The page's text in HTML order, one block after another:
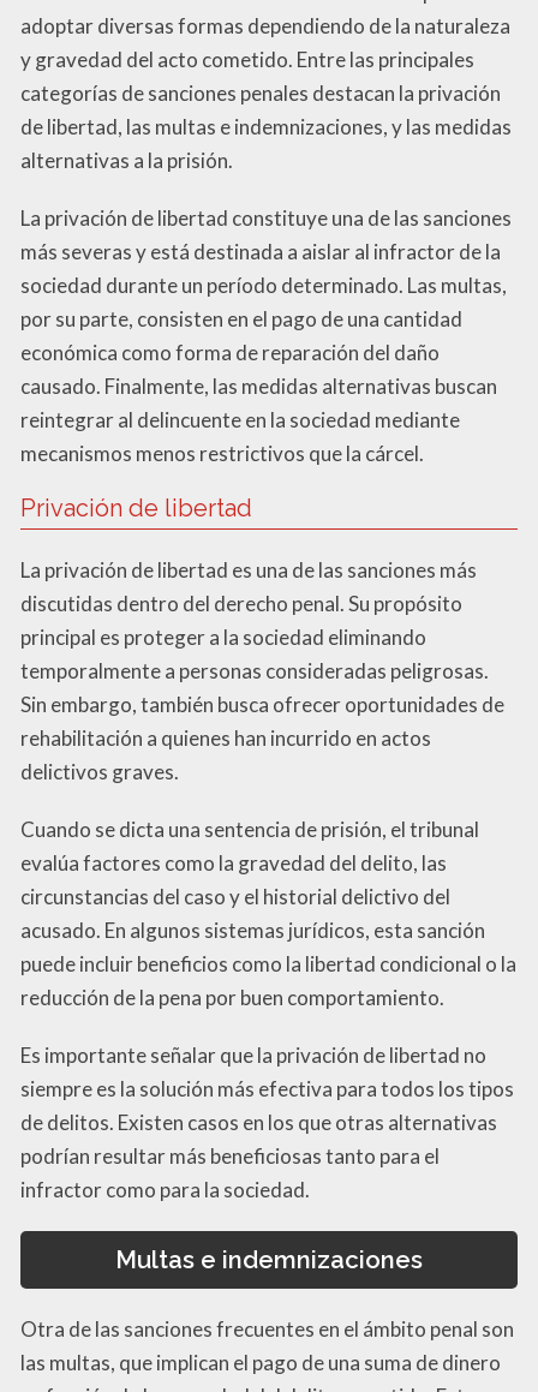
adoptar diversas formas dependiendo de la naturaleza
y gravedad del acto cometido. Entre las principales
categorías de sanciones penales destacan la privación
de libertad, las multas e indemnizaciones, y las medidas
alternativas a la prisión.
La privación de libertad constituye una de las sanciones
más severas y está destinada a aislar al infractor de la
sociedad durante un período determinado. Las multas,
por su parte, consisten en el pago de una cantidad
económica como forma de reparación del daño
causado. Finalmente, las medidas alternativas buscan
reintegrar al delincuente en la sociedad mediante
mecanismos menos restrictivos que la cárcel.
Privación de libertad
La privación de libertad es una de las sanciones más
discutidas dentro del derecho penal. Su propósito
principal es proteger a la sociedad eliminando
temporalmente a personas consideradas peligrosas.
Sin embargo, también busca ofrecer oportunidades de
rehabilitación a quienes han incurrido en actos
delictivos graves.
Cuando se dicta una sentencia de prisión, el tribunal
evalúa factores como la gravedad del delito, las
circunstancias del caso y el historial delictivo del
acusado. En algunos sistemas jurídicos, esta sanción
puede incluir beneficios como la libertad condicional o la
reducción de la pena por buen comportamiento.
Es importante señalar que la privación de libertad no
siempre es la solución más efectiva para todos los tipos
de delitos. Existen casos en los que otras alternativas
podrían resultar más beneficiosas tanto para el
infractor como para la sociedad.
Multas e indemnizaciones
Otra de las sanciones frecuentes en el ámbito penal son
las multas, que implican el pago de una suma de dinero